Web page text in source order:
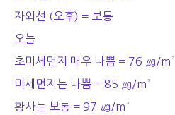
자외선 (오후) = 보통
오늘
초미세먼지 매우 나쁨 = 76 ㎍/m³
미세먼지는 나쁨 = 85 ㎍/m³
황사는 보통 = 97 ㎍/m³